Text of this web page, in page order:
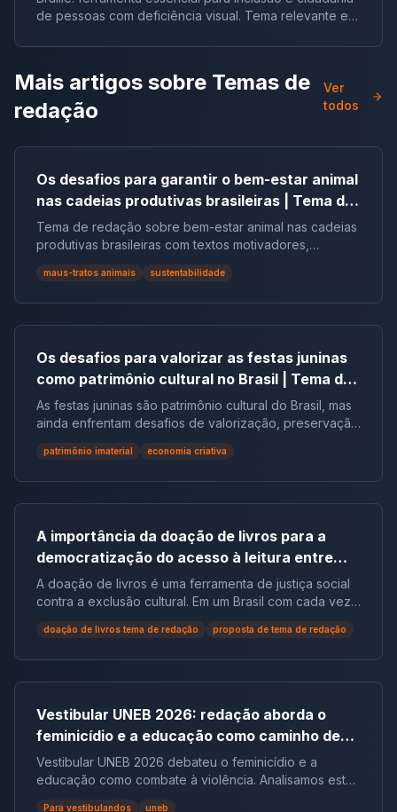
de pessoas com deficiência visual. Tema relevante em
Mais artigos sobre Temas de
redação
Ver
todos
Os desafios para garantir o bem-estar animal
nas cadeias produtivas brasileiras | Tema de
redação
Tema de redação sobre bem-estar animal nas cadeias
produtivas brasileiras com textos motivadores,
repertórios, argumentos e modelos.
maus-tratos animais sustentabilidade
Os desafios para valorizar as festas juninas
como patrimônio cultural no Brasil | Tema de
redação
As festas juninas são patrimônio cultural do Brasil, mas
ainda enfrentam desafios de valorização, preservação
e reconhecimento social.
patrimônio imaterial economia criativa
A importância da doação de livros para a
democratização do acesso à leitura entre
populações em situação de vulnerabilidade
social no Brasil | Tema de Redação
A doação de livros é uma ferramenta de justiça social
contra a exclusão cultural. Em um Brasil com cada vez
mais não leitores, ela democratiza o acesso ao
conhecimento e reduz desigualdades.
doação de livros tema de redação proposta de tema de redação
Vestibular UNEB 2026: redação aborda o
feminicídio e a educação como caminho de
combate à violência
Vestibular UNEB 2026 debateu o feminicídio e a
educação como combate à violência. Analisamos este
tema crucial que desafiou milhares e te preparamos
Para vestibulandos uneb